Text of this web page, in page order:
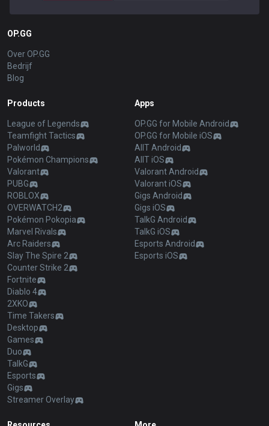
OP.GG
Over OP.GG
Bedrijf
Blog
Products
League of Legends
Teamfight Tactics
Palworld
Pokémon Champions
Valorant
PUBG
ROBLOX
OVERWATCH2
Pokémon Pokopia
Marvel Rivals
Arc Raiders
Slay The Spire 2
Counter Strike 2
Fortnite
Diablo 4
2XKO
Time Takers
Desktop
Games
Duo
TalkG
Esports
Gigs
Streamer Overlay
Apps
OP.GG for Mobile Android
OP.GG for Mobile iOS
AllT Android
AllT iOS
Valorant Android
Valorant iOS
Gigs Android
Gigs iOS
TalkG Android
TalkG iOS
Esports Android
Esports iOS